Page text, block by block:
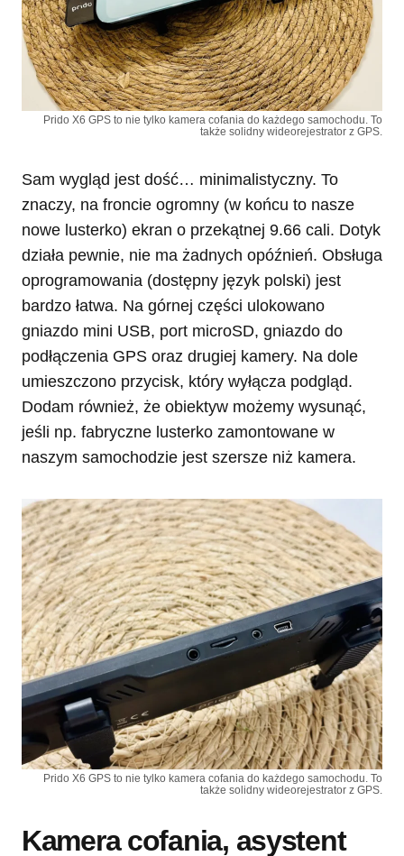
Prido X6 GPS to nie tylko kamera cofania do każdego samochodu. To
także solidny wideorejestrator z GPS.
Sam wygląd jest dość… minimalistyczny. To
znaczy, na froncie ogromny (w końcu to nasze
nowe lusterko) ekran o przekątnej 9.66 cali. Dotyk
działa pewnie, nie ma żadnych opóźnień. Obsługa
oprogramowania (dostępny język polski) jest
bardzo łatwa. Na górnej części ulokowano
gniazdo mini USB, port microSD, gniazdo do
podłączenia GPS oraz drugiej kamery. Na dole
umieszczono przycisk, który wyłącza podgląd.
Dodam również, że obiektyw możemy wysunąć,
jeśli np. fabryczne lusterko zamontowane w
naszym samochodzie jest szersze niż kamera.
Prido X6 GPS to nie tylko kamera cofania do każdego samochodu. To
także solidny wideorejestrator z GPS.
Kamera cofania, asystent